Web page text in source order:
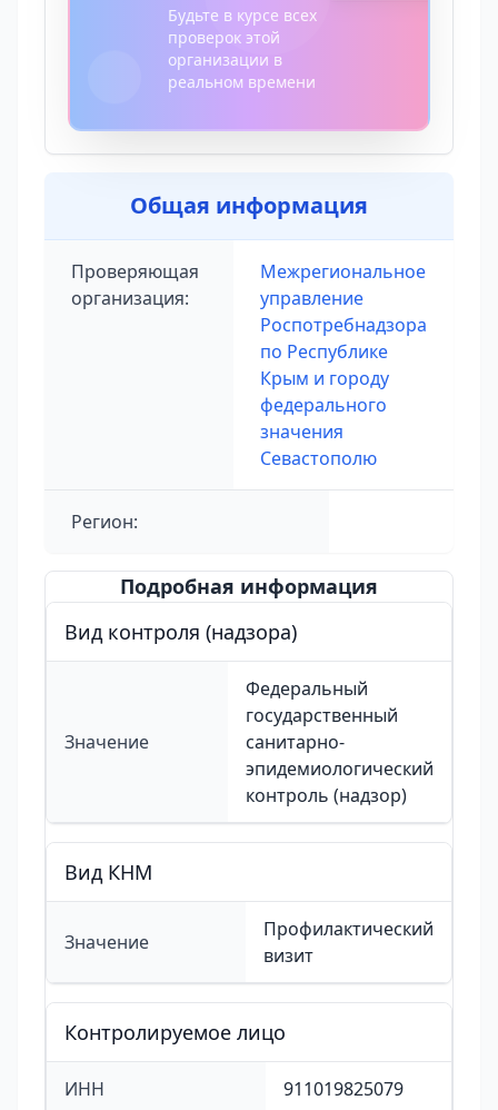
Будьте в курсе всех
проверок этой
организации в
реальном времени
Общая информация
Проверяющая
организация:
Межрегиональное
управление
Роспотребнадзора
по Республике
Крым и городу
федерального
значения
Севастополю
Регион:
Подробная информация
Вид контроля (надзора)
Значение
Федеральный
государственный
санитарно-
эпидемиологический
контроль (надзор)
Вид КНМ
Значение
Профилактический
визит
Контролируемое лицо
ИНН 911019825079